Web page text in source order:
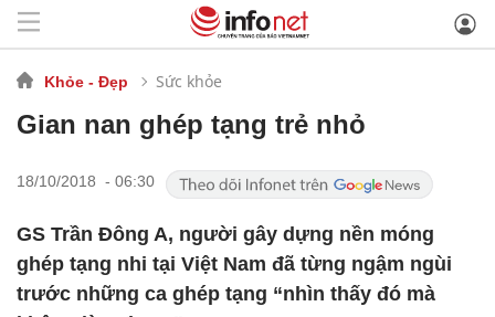
Khỏe - Đẹp Sức khỏe
Gian nan ghép tạng trẻ nhỏ
18/10/2018 - 06:30
GS Trần Đông A, người gây dựng nền móng
ghép tạng nhi tại Việt Nam đã từng ngậm ngùi
trước những ca ghép tạng “nhìn thấy đó mà